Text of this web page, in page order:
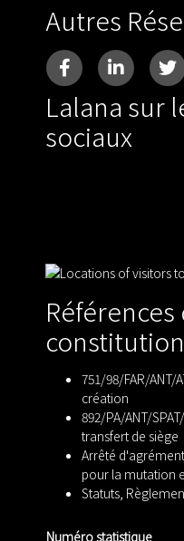
Autres
Lalana sur
sociaux
Références
751/98/FAR/ANT/
création
892/PA/ANT/
transfert de siège
Arrêté
pour la mutation
Statuts,
Numéro statistique